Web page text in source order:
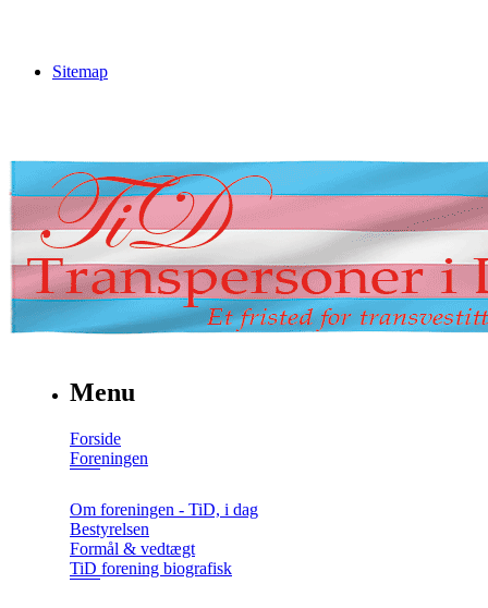
Sitemap
Menu
Forside
Foreningen
Om foreningen - TiD, i dag
Bestyrelsen
Formål & vedtægt
TiD forening biografisk